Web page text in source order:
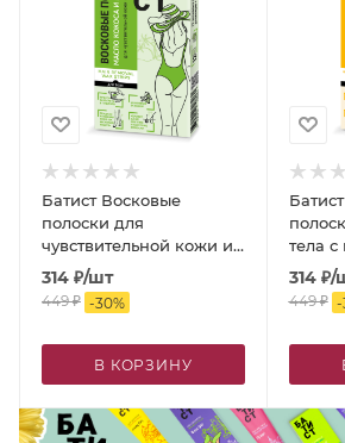
Батист Восковые
полоски для
чувствительной кожи и
зоны бикини с маслом
кокоса и алоэ вера
314 ₽/шт
449₽ -30%
В КОРЗИНУ
тела
медом
314₽/
449₽ -